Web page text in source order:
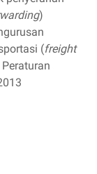
)
(freight